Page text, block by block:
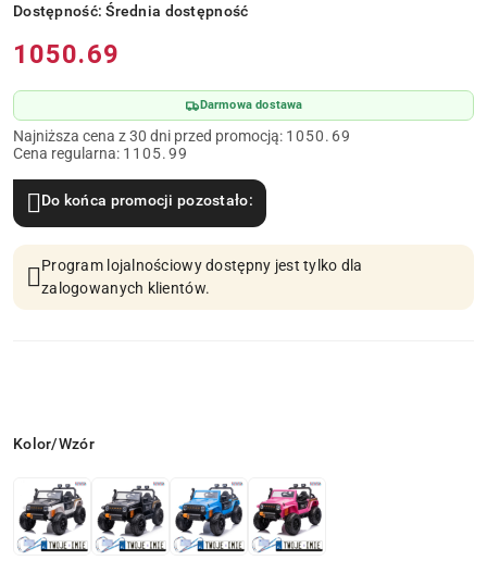
Dostępność:Średnia dostępność
Cena:
1050.69
Darmowa dostawa
Najniższa cena z 30 dni przed promocją: 1050.69
Cena regularna: 1105.99
Do końca promocji pozostało:
Program lojalnościowy dostępny jest tylko dla
zalogowanych klientów.
Wariant
Kolor/Wzór